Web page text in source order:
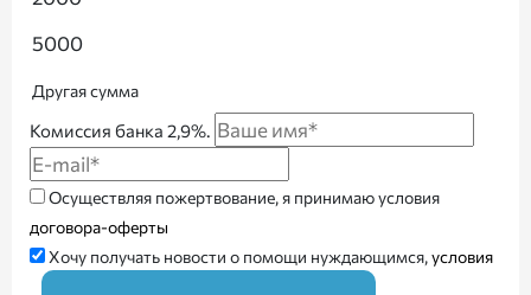
5000
Другая сумма
Комиссия банка 2,9%.
Осуществляя пожертвование, я принимаю условия
договора-оферты
Хочу получать новости о помощи нуждающимся,условия